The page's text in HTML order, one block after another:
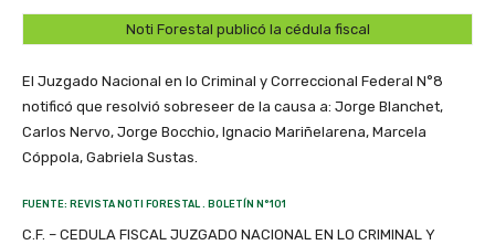
Noti Forestal publicó la cédula fiscal
El Juzgado Nacional en lo Criminal y Correccional Federal N°8
notificó que resolvió sobreseer de la causa a: Jorge Blanchet,
Carlos Nervo, Jorge Bocchio, Ignacio Mariñelarena, Marcela
Cóppola, Gabriela Sustas.
FUENTE: REVISTA NOTI FORESTAL . BOLETÍN N°101
C.F. – CEDULA FISCAL JUZGADO NACIONAL EN LO CRIMINAL Y